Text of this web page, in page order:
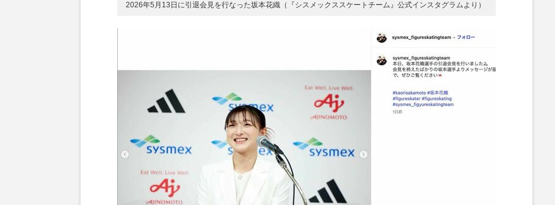
2026年5月13日に引退会見を行なった坂本花織（『シスメックススケートチーム』公式インスタグラムより）